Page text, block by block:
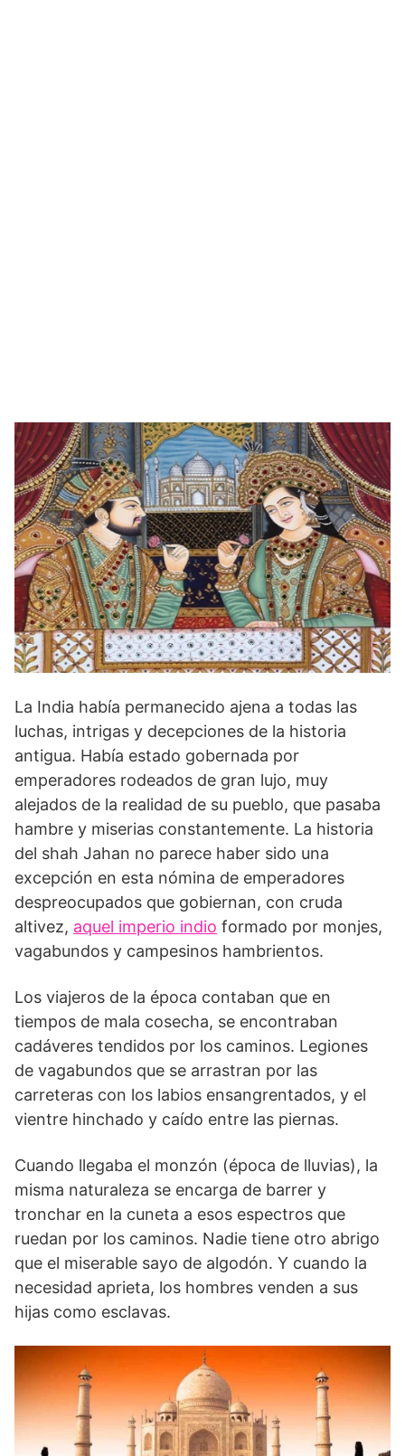
La India había permanecido ajena a todas las
luchas, intrigas y decepciones de la historia
antigua. Había estado gobernada por
emperadores rodeados de gran lujo, muy
alejados de la realidad de su pueblo, que pasaba
hambre y miserias constantemente. La historia
del shah Jahan no parece haber sido una
excepción en esta nómina de emperadores
despreocupados que gobiernan, con cruda
altivez, aquel imperio indio formado por monjes,
vagabundos y campesinos hambrientos.
Los viajeros de la época contaban que en
tiempos de mala cosecha, se encontraban
cadáveres tendidos por los caminos. Legiones
de vagabundos que se arrastran por las
carreteras con los labios ensangrentados, y el
vientre hinchado y caído entre las piernas.
Cuando llegaba el monzón (época de lluvias), la
misma naturaleza se encarga de barrer y
tronchar en la cuneta a esos espectros que
ruedan por los caminos. Nadie tiene otro abrigo
que el miserable sayo de algodón. Y cuando la
necesidad aprieta, los hombres venden a sus
hijas como esclavas.